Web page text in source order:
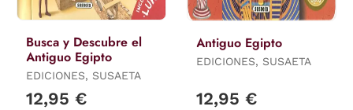
Busca y Descubre el
Antiguo Egipto
EDICIONES, SUSAETA
12,95 €
Antiguo Egipto
EDICIONES, SUSAETA
12,95 €